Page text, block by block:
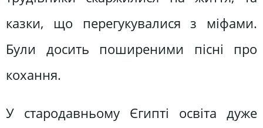
казки, що перегукувалися з міфами.
Були досить поширеними пісні про
кохання.
У стародавньому Єгипті освіта дуже